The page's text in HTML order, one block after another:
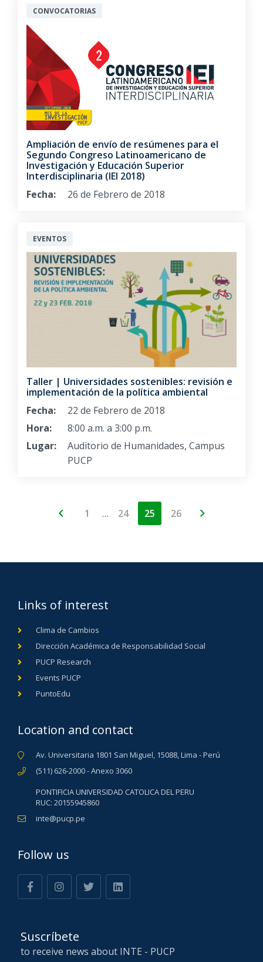
CONVOCATORIAS
Ampliación de envío de resúmenes para el
Segundo Congreso Latinoamericano de
Investigación y Educación Superior
Interdisciplinaria (IEI 2018)
Fecha:
26 de Febrero de 2018
EVENTOS
Taller | Universidades sostenibles: revisión e
implementación de la política ambiental
Fecha:
22 de Febrero de 2018
Hora:
8:00 a.m. a 3:00 p.m.
Lugar:
Auditorio de Humanidades, Campus
PUCP
1 … 24 25 26
Links of interest
Clima de Cambios
Dirección Académica de Responsabilidad Social
PUCP Research
Events PUCP
PuntoEdu
Location and contact
Av. Universitaria 1801 San Miguel, 15088, Lima - Perú
(511) 626-2000 - Anexo 3060
PONTIFICIA UNIVERSIDAD CATOLICA DEL PERU
RUC: 20155945860
inte@pucp.pe
Follow us
Suscríbete
to receive news about INTE - PUCP